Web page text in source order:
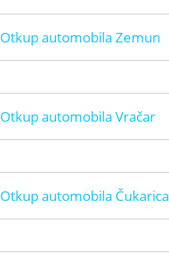
Otkup automobila Zemun
Otkup automobila Vračar
Otkup automobila Čukarica